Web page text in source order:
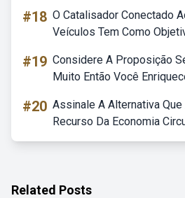
#18 O Catalisador Conectado
Veículos Tem Como
#19 Considere A Proposição
Muito Então Você
#20 Assinale A Alternativa
Recurso Da Economia
Related Posts